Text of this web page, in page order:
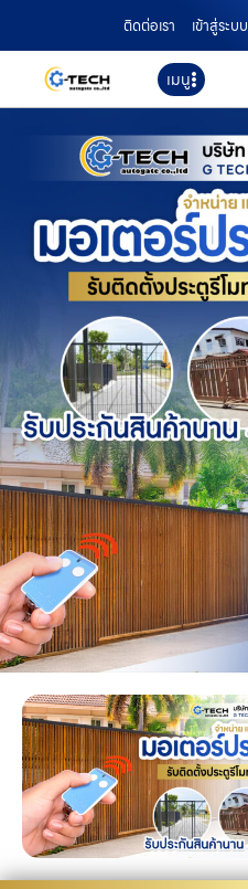
ติดต่อเรา เข้าสู่ระบบ
เมนู